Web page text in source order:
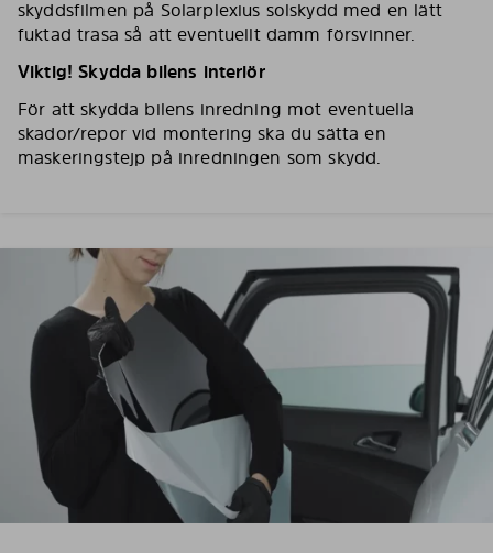
skyddsfilmen på Solarplexius solskydd med en lätt
fuktad trasa så att eventuellt damm försvinner.
Viktig! Skydda bilens interiör
För att skydda bilens inredning mot eventuella
skador/repor vid montering ska du sätta en
maskeringstejp på inredningen som skydd.